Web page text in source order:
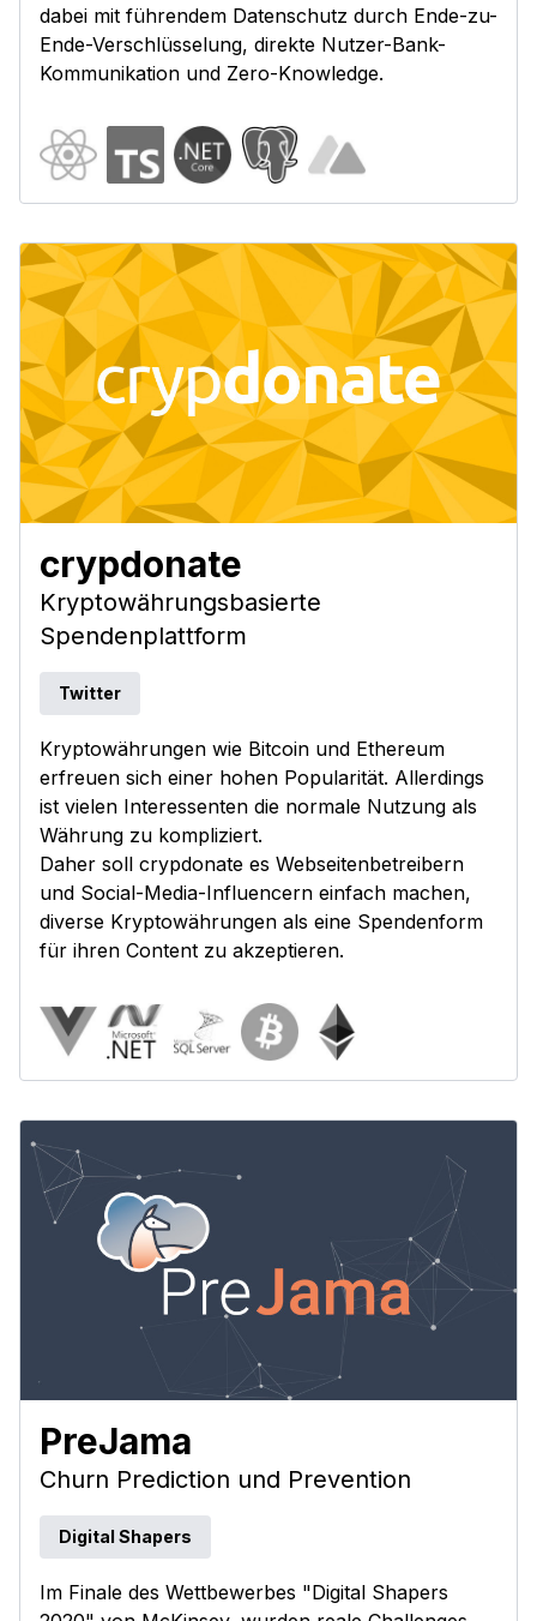
dabei mit führendem Datenschutz durch Ende-zu-
Ende-Verschlüsselung, direkte Nutzer-Bank-
Kommunikation und Zero-Knowledge.
crypdonate
Kryptowährungsbasierte
Spendenplattform
Twitter
Kryptowährungen wie Bitcoin und Ethereum
erfreuen sich einer hohen Popularität. Allerdings
ist vielen Interessenten die normale Nutzung als
Währung zu kompliziert.
Daher soll crypdonate es Webseitenbetreibern
und Social-Media-Influencern einfach machen,
diverse Kryptowährungen als eine Spendenform
für ihren Content zu akzeptieren.
PreJama
Churn Prediction und Prevention
Digital Shapers
Im Finale des Wettbewerbes "Digital Shapers